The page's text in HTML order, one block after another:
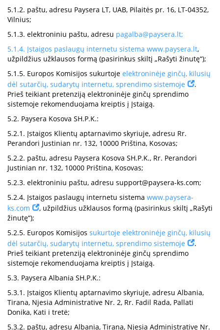
5.1.2. paštu, adresu Paysera LT, UAB, Pilaitės pr. 16, LT-04352,
Vilnius;
5.1.3. elektroniniu paštu, adresu pagalba@paysera.lt;
5.1.4. Įstaigos paslaugų internetu sistema www.paysera.lt,
užpildžius užklausos formą (pasirinkus skiltį „Rašyti žinutę“);
5.1.5. Europos Komisijos sukurtoje elektroninėje ginčų, kilusių
dėl sutarčių, sudarytų internetu, sprendimo sistemoje
.
Prieš teikiant pretenziją elektroninėje ginčų sprendimo
sistemoje rekomenduojama kreiptis į Įstaigą.
5.2. Paysera Kosova SH.P.K.:
5.2.1. Įstaigos Klientų aptarnavimo skyriuje, adresu Rr.
Perandori Justinian nr. 132, 10000 Priština, Kosovas;
5.2.2. paštu, adresu Paysera Kosova SH.P.K., Rr. Perandori
Justinian nr. 132, 10000 Priština, Kosovas;
5.2.3. elektroniniu paštu, adresu support@paysera-ks.com;
5.2.4. Įstaigos paslaugų internetu sistema www.paysera-
ks.com
, užpildžius užklausos formą (pasirinkus skiltį „Rašyti
žinutę“);
5.2.5. Europos Komisijos sukurtoje elektroninėje ginčų, kilusių
dėl sutarčių, sudarytų internetu, sprendimo sistemoje
.
Prieš teikiant pretenziją elektroninėje ginčų sprendimo
sistemoje rekomenduojama kreiptis į Įstaigą.
5.3. Paysera Albania SH.P.K.:
5.3.1. Įstaigos Klientų aptarnavimo skyriuje, adresu Albania,
Tirana, Njesia Administrative Nr. 2, Rr. Fadil Rada, Pallati
Donika, Kati i tretë;
5.3.2. paštu, adresu Albania, Tirana, Njesia Administrative Nr.